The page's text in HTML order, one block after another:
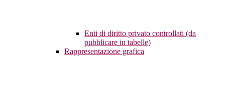
Enti di diritto privato controllati (da
pubblicare in tabelle)
Rappresentazione grafica